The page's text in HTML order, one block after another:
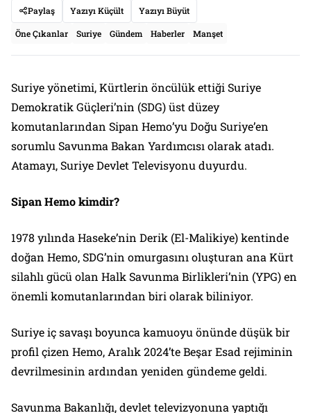
Paylaş
Yazıyı Küçült Yazıyı Büyüt
Öne Çıkanlar Suriye Gündem Haberler Manşet
Suriye yönetimi, Kürtlerin öncülük ettiği Suriye
Demokratik Güçleri’nin (SDG) üst düzey
komutanlarından Sipan Hemo’yu Doğu Suriye’en
sorumlu Savunma Bakan Yardımcısı olarak atadı.
Atamayı, Suriye Devlet Televisyonu duyurdu.
Sipan Hemo kimdir?
1978 yılında Haseke’nin Derik (El-Malikiye) kentinde
doğan Hemo, SDG’nin omurgasını oluşturan ana Kürt
silahlı gücü olan Halk Savunma Birlikleri’nin (YPG) en
önemli komutanlarından biri olarak biliniyor.
Suriye iç savaşı boyunca kamuoyu önünde düşük bir
profil çizen Hemo, Aralık 2024’te Beşar Esad rejiminin
devrilmesinin ardından yeniden gündeme geldi.
Savunma Bakanlığı, devlet televizyonuna yaptığı